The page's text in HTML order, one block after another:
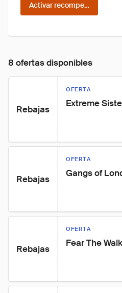
Activar recompensas
8 ofertas disponibles
Rebajas
OFERTA
Extreme
Rebajas
OFERTA
Gangs of
Rebajas
OFERTA
Fear The